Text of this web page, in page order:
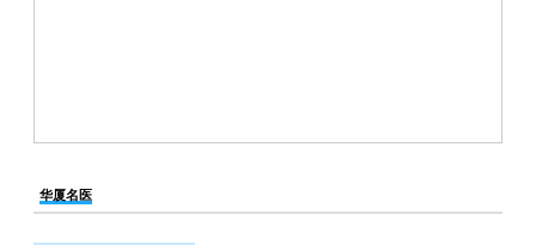
华厦名医